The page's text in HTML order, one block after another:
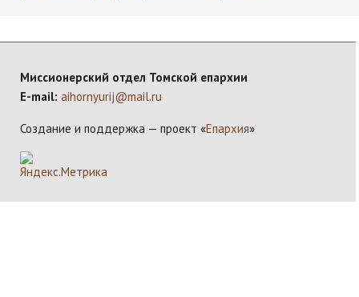
Миссионерский отдел Томской епархии
E-mail: aihornyurij@mail.ru
Создание и поддержка — проект «Епархия»